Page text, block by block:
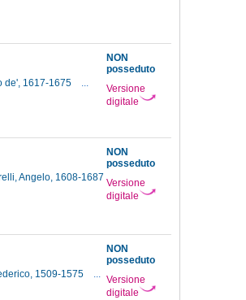
NON
posseduto
Versione
digitale
de', 1617-1675
...
NON
posseduto
Versione
digitale
Angelo, 1608-1687
NON
posseduto
Versione
digitale
1509-1575
...